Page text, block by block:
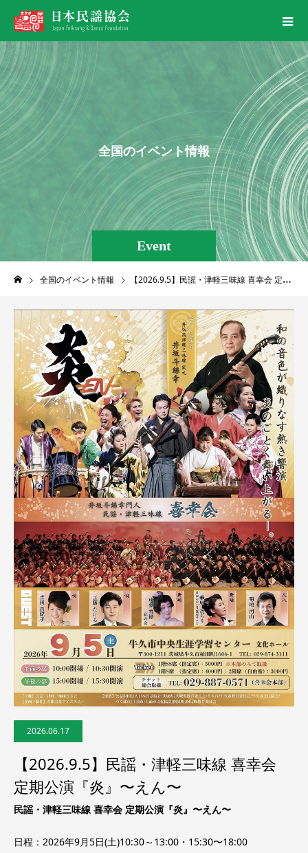
Event
全国のイベント情報
全国のイベント情報 【2026.9.5】民謡・津軽三味線 喜幸会 定期公演『炎』〜えん〜
2026.06.17
【2026.9.5】民謡・津軽三味線 喜幸会
定期公演『炎』〜えん〜
民謡・津軽三味線 喜幸会 定期公演『炎』〜えん〜
日程：2026年9月5日(土)10:30～13:00・15:30〜18:00